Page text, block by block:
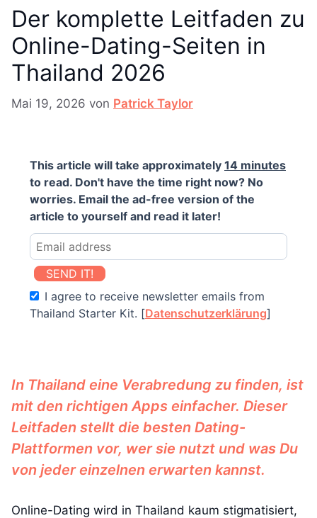
Der komplette Leitfaden zu
Online-Dating-Seiten in
Thailand 2026
Mai 19, 2026 von Patrick Taylor
This article will take approximately 14 minutes
to read. Don't have the time right now? No
worries. Email the ad-free version of the
article to yourself and read it later!
SEND IT!
I agree to receive newsletter emails from
Thailand Starter Kit. [Datenschutzerklärung]
In Thailand eine Verabredung zu finden, ist
mit den richtigen Apps einfacher. Dieser
Leitfaden stellt die besten Dating-
Plattformen vor, wer sie nutzt und was Du
von jeder einzelnen erwarten kannst.
Online-Dating wird in Thailand kaum stigmatisiert,